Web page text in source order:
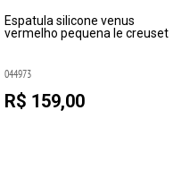
Espatula silicone venus
vermelho pequena le creuset
044973
R$ 159,00